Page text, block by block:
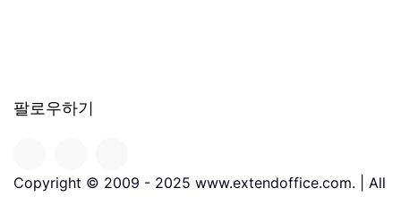
팔로우하기
Copyright © 2009 - 2025 www.extendoffice.com. | All